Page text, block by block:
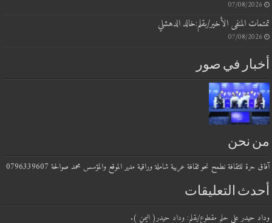
07/08/
المنفى الأخير/بقلم:خالد الدهشلي
07/08/
في صور
نحن
للثقافة نطمح نحو ثقافة عربية شاملة وراقية مدير الموقع والمؤسس محمد صوالحة 0796339607
التعليقات
علىحلم مقطوع/بقلم: وداد حيدر( اليمن ).